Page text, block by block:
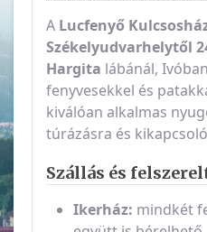
A Lucfenyő
Székelyudvarhelytől
Hargita lábánál,
fenyvesekkel és
kiválóan alkalmas
túrázásra és
Szállás és
Ikerház: mindkét